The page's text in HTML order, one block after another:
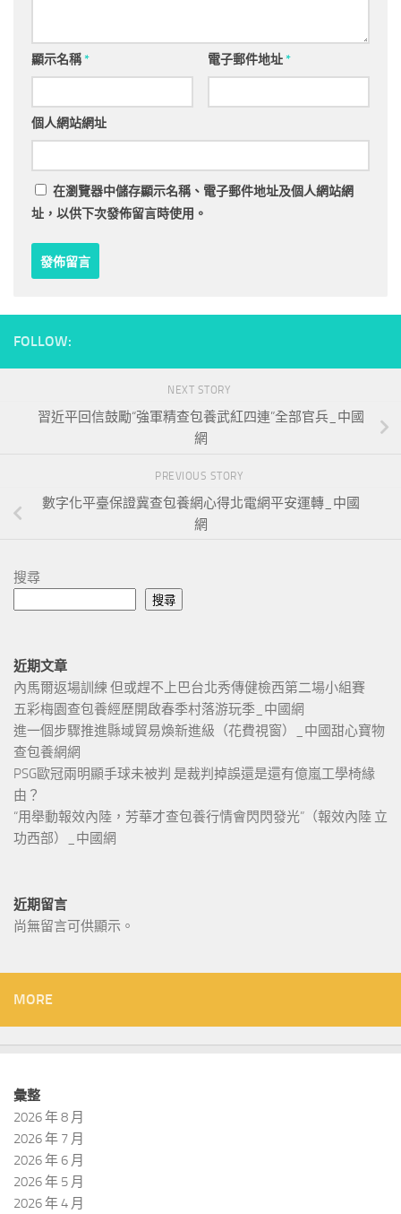
顯示名稱* 電子郵件地址*
個人網站網址
在瀏覽器中儲存顯示名稱、電子郵件地址及個人網站網
址，以供下次發佈留言時使用。
FOLLOW:
NEXT STORY
習近平回信鼓勵“強軍精查包養武紅四連”全部官兵_中國
網
PREVIOUS STORY
數字化平臺保證冀查包養網心得北電網平安運轉_中國
網
搜尋
搜尋
近期文章
內馬爾返場訓練 但或趕不上巴台北秀傳健檢西第二場小組賽
五彩梅園查包養經歷開啟春季村落游玩季_中國網
進一個步驟推進縣域貿易煥新進級（花費視窗）_中國甜心寶物
查包養網網
PSG歐冠兩明顯手球未被判 是裁判掉誤還是還有億嵐工學椅緣
由？
“用舉動報效內陸，芳華才查包養行情會閃閃發光”（報效內陸 立
功西部）_中國網
近期留言
尚無留言可供顯示。
MORE
彙整
2026 年 8 月
2026 年 7 月
2026 年 6 月
2026 年 5 月
2026 年 4 月